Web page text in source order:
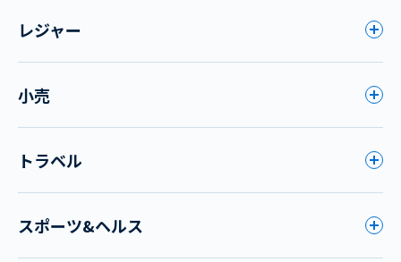
レジャー
小売
トラベル
スポーツ&ヘルス